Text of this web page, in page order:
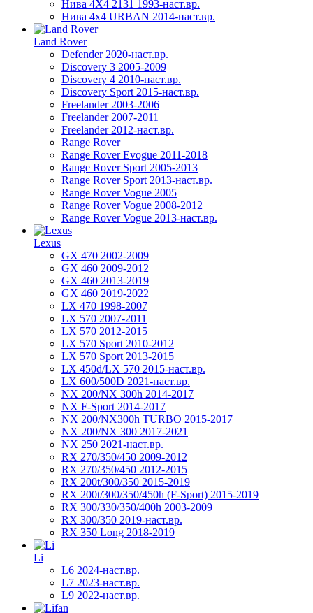
Нива 4X4 2131 1993-наст.вр.
Нива 4х4 URBAN 2014-наст.вр.
Land Rover
Defender 2020-наст.вр.
Discovery 3 2005-2009
Discovery 4 2010-наст.вр.
Discovery Sport 2015-наст.вр.
Freelander 2003-2006
Freelander 2007-2011
Freelander 2012-наст.вр.
Range Rover
Range Rover Evogue 2011-2018
Range Rover Sport 2005-2013
Range Rover Sport 2013-наст.вр.
Range Rover Vogue 2005
Range Rover Vogue 2008-2012
Range Rover Vogue 2013-наст.вр.
Lexus
GX 470 2002-2009
GX 460 2009-2012
GX 460 2013-2019
GX 460 2019-2022
LX 470 1998-2007
LX 570 2007-2011
LX 570 2012-2015
LX 570 Sport 2010-2012
LX 570 Sport 2013-2015
LX 450d/LX 570 2015-наст.вр.
LX 600/500D 2021-наст.вр.
NX 200/NX 300h 2014-2017
NX F-Sport 2014-2017
NX 200/NX300h TURBO 2015-2017
NX 200/NX 300 2017-2021
NX 250 2021-наст.вр.
RX 270/350/450 2009-2012
RX 270/350/450 2012-2015
RX 200t/300/350 2015-2019
RX 200t/300/350/450h (F-Sport) 2015-2019
RX 300/330/350/400h 2003-2009
RX 300/350 2019-наст.вр.
RX 350 Long 2018-2019
Li
L6 2024-наст.вр.
L7 2023-наст.вр.
L9 2022-наст.вр.